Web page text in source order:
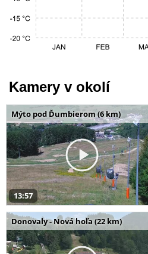
Kamery v okolí
Mýto pod Ďumbierom (6 km)
13:57
Donovaly - Nová hoľa (22 km)